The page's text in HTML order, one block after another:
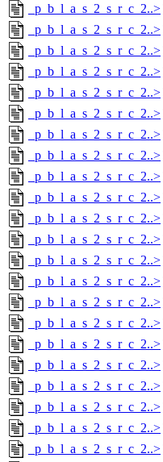
_p_b_l_a_s_2_s_r_c_2..>
_p_b_l_a_s_2_s_r_c_2..>
_p_b_l_a_s_2_s_r_c_2..>
_p_b_l_a_s_2_s_r_c_2..>
_p_b_l_a_s_2_s_r_c_2..>
_p_b_l_a_s_2_s_r_c_2..>
_p_b_l_a_s_2_s_r_c_2..>
_p_b_l_a_s_2_s_r_c_2..>
_p_b_l_a_s_2_s_r_c_2..>
_p_b_l_a_s_2_s_r_c_2..>
_p_b_l_a_s_2_s_r_c_2..>
_p_b_l_a_s_2_s_r_c_2..>
_p_b_l_a_s_2_s_r_c_2..>
_p_b_l_a_s_2_s_r_c_2..>
_p_b_l_a_s_2_s_r_c_2..>
_p_b_l_a_s_2_s_r_c_2..>
_p_b_l_a_s_2_s_r_c_2..>
_p_b_l_a_s_2_s_r_c_2..>
_p_b_l_a_s_2_s_r_c_2..>
_p_b_l_a_s_2_s_r_c_2..>
_p_b_l_a_s_2_s_r_c_2..>
_p_b_l_a_s_2_s_r_c_2..>